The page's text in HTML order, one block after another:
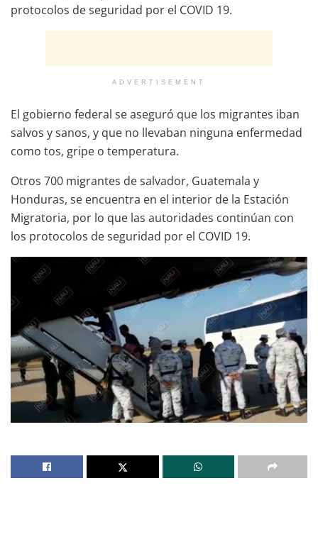
protocolos de seguridad por el COVID 19.
ADVERTISEMENT
El gobierno federal se aseguró que los migrantes iban
salvos y sanos, y que no llevaban ninguna enfermedad
como tos, gripe o temperatura.
Otros 700 migrantes de salvador, Guatemala y
Honduras, se encuentra en el interior de la Estación
Migratoria, por lo que las autoridades continúan con
los protocolos de seguridad por el COVID 19.